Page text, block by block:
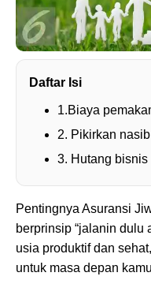
Daftar Isi
1.Biaya
2. Pikirkan
3. Hutang bisnis
Pentingnya Asuransi
berprinsip “jalanin dulu
usia produktif dan
untuk masa depan